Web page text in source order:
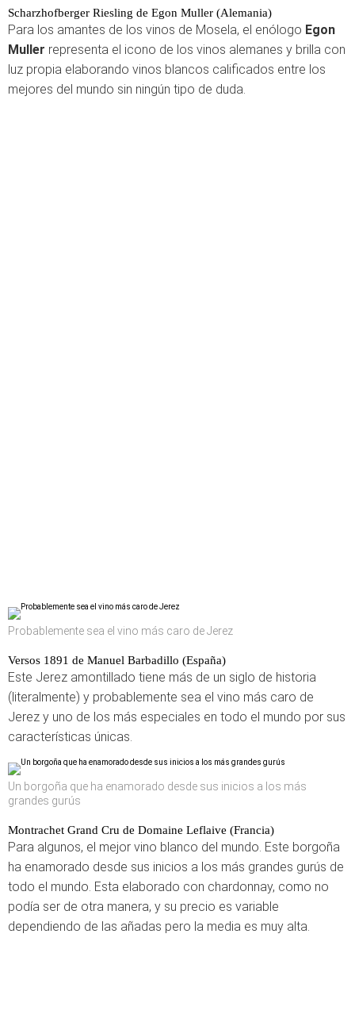
Scharzhofberger Riesling de Egon Muller (Alemania)
Para los amantes de los vinos de Mosela, el enólogo Egon
Muller representa el icono de los vinos alemanes y brilla con
luz propia elaborando vinos blancos calificados entre los
mejores del mundo sin ningún tipo de duda.
Probablemente sea el vino más caro de Jerez
Versos 1891 de Manuel Barbadillo (España)
Este Jerez amontillado tiene más de un siglo de historia
(literalmente) y probablemente sea el vino más caro de
Jerez y uno de los más especiales en todo el mundo por sus
características únicas.
Un borgoña que ha enamorado desde sus inicios a los más
grandes gurús
Montrachet Grand Cru de Domaine Leflaive (Francia)
Para algunos, el mejor vino blanco del mundo. Este borgoña
ha enamorado desde sus inicios a los más grandes gurús de
todo el mundo. Esta elaborado con chardonnay, como no
podía ser de otra manera, y su precio es variable
dependiendo de las añadas pero la media es muy alta.